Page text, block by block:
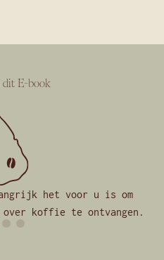
dit E-book
het voor u is om
koffie te ontvangen.